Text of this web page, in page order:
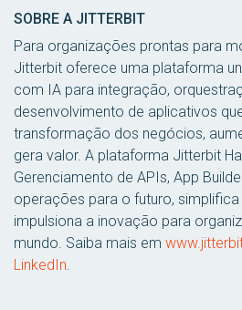
SOBRE A JITTERBIT
Para organizações prontas para
Jitterbit oferece uma plataforma
com IA para integração,
desenvolvimento de aplicativos
transformação dos negócios,
gera valor. A plataforma Jitterbit
Gerenciamento de APIs, App
operações para o futuro,
impulsiona a inovação para
mundo. Saiba mais em
LinkedIn.